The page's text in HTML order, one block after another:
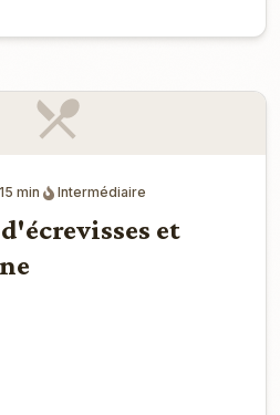
min Intermédiaire
et